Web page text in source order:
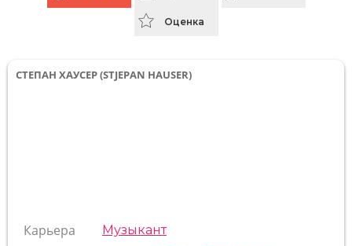
Оценка
СТЕПАН ХАУСЕР (STJEPAN HAUSER)
Карьера Музыкант